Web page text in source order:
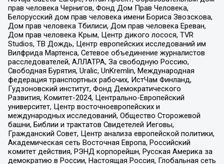
прав человека Чернигов, Фонд Дом Прав Человека,
Белорусский дом прав человека имени Бориса Звозскова,
Дом прав человека Тбилиси, Дом прав человека Ереван,
Дом прав человека Крым, Центр дикого лосося, TVR
Studios, ТВ Дождь, Центр европейских исследований им
Вилфрида Мартенса, Сетевое объединение журналистов
расследователей, АЛЛАТРА, За свободную Россию,
Свободная Бурятия, Uralic, UnKremlin, Международная
федерация транспортных рабочих, ИстЧам Финланд,
Гудзоновский институт, Фонд Демократического
Развития, Комитет-2024, Центрально-Европейский
университет, Центр восточноевропейских и
международных исследований, Общество Сторожевой
башни, Библии и трактатов Свидетелей Иеговы,
Гражданский Совет, Центр анализа европейской политики,
Академическая сеть Восточная Европа, Российский
комитет действия, РЭНД корпорейшн, Русская Америка за
демократию в России, Настоящая Россия, Глобальная сеть